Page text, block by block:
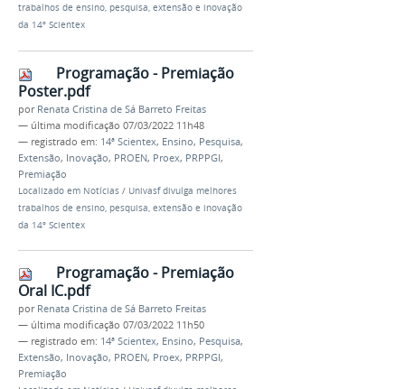
trabalhos de ensino, pesquisa, extensão e inovação
da 14º Scientex
Programação - Premiação
Poster.pdf
por Renata Cristina de Sá Barreto Freitas
— última modificação 07/03/2022 11h48
— registrado em: 14ª Scientex, Ensino, Pesquisa,
Extensão, Inovação, PROEN, Proex, PRPPGI,
Premiação
Localizado em Notícias / Univasf divulga melhores
trabalhos de ensino, pesquisa, extensão e inovação
da 14º Scientex
Programação - Premiação
Oral IC.pdf
por Renata Cristina de Sá Barreto Freitas
— última modificação 07/03/2022 11h50
— registrado em: 14ª Scientex, Ensino, Pesquisa,
Extensão, Inovação, PROEN, Proex, PRPPGI,
Premiação